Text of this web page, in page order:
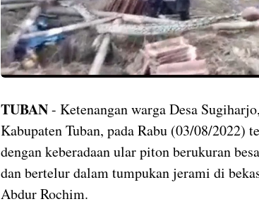
TUBAN- Ketenangan warga Desa
Kabupaten Tuban, pada Rabu (03/08/2022)
dengan keberadaan ular piton berukuran
dan bertelur dalam tumpukan jerami di
Abdur Rochim.